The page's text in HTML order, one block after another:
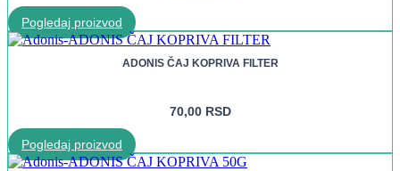
Pogledaj proizvod
ADONIS ČAJ KOPRIVA FILTER
70,00 RSD
Pogledaj proizvod